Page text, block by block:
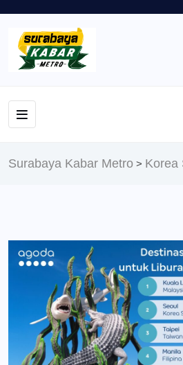
Surabaya Kabar Metro > Korea